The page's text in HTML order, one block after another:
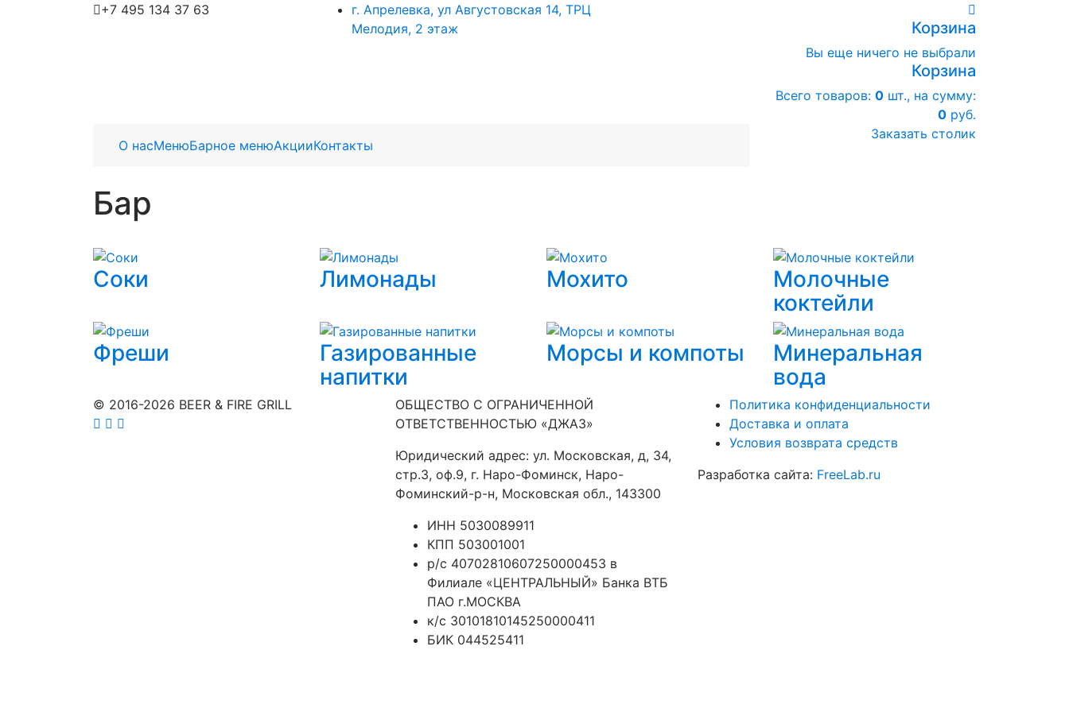
+7 495 134 37 63
г. Апрелевка, ул Августовская 14, ТРЦ
Мелодия, 2 этаж
Корзина
Вы еще ничего не выбрали
Корзина
Всего товаров: 0 шт., на сумму:
0 руб.
О насМенюБарное менюАкцииКонтакты
Заказать столик
Бар
Соки Лимонады Мохито
Молочные
коктейли
Фреши
Газированные
напитки
Морсы и компоты
Минеральная
вода
© 2016-2026 BEER & FIRE GRILL
ОБЩЕСТВО С ОГРАНИЧЕННОЙ
ОТВЕТСТВЕННОСТЬЮ «ДЖАЗ»
Юридический адрес: ул. Московская, д, 34,
стр.3, оф.9, г. Наро-Фоминск, Наро-
Фоминский-р-н, Московская обл., 143300
ИНН 5030089911
КПП 503001001
р/с 40702810607250000453 в
Филиале «ЦЕНТРАЛЬНЫЙ» Банка ВТБ
ПАО г.МОСКВА
к/с 30101810145250000411
БИК 044525411
Политика конфиденциальности
Доставка и оплата
Условия возврата средств
Разработка сайта: FreeLab.ru